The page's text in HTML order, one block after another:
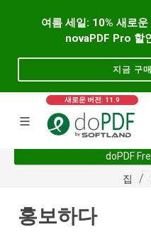
여름 세일: 10% 새로
novaPDF Pro 할
지금 구
새로운 버전: 11.9
doPDF
집
홍보하다